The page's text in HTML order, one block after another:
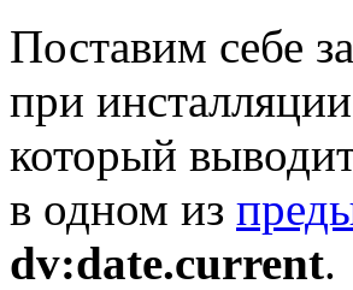
Поставим себе
при
который
в одном из
dv:date.current.